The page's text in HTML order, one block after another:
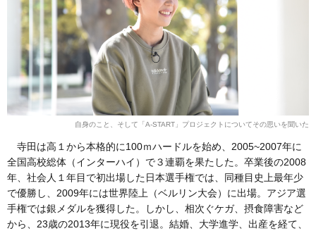
自身のこと、そして「A-START」プロジェクトについてその思いを聞いた
寺田は高１から本格的に100ｍハードルを始め、2005~2007年に
全国高校総体（インターハイ）で３連覇を果たした。卒業後の2008
年、社会人１年目で初出場した日本選手権では、同種目史上最年少
で優勝し、2009年には世界陸上（ベルリン大会）に出場。アジア選
手権では銀メダルを獲得した。しかし、相次ぐケガ、摂食障害など
から、23歳の2013年に現役を引退。結婚、大学進学、出産を経て、